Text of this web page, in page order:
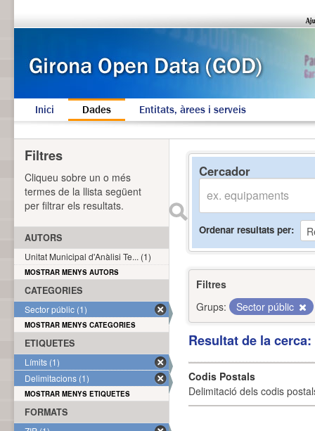
Inici Dades Entitats, àrees i serveis
Cercador
Ordenar resultats per
Filtres
Grups:
Sector públic
Resultat de la
Codis Postals
Delimitació dels codis
Filtres
Cliqueu sobre un o més
termes de la llista següent
per filtrar els resultats.
AUTORS
Unitat Municipal d'Anàlisi Te... (1)
MOSTRAR MENYS AUTORS
CATEGORIES
Sector públic (1)
MOSTRAR MENYS CATEGORIES
ETIQUETES
Límits (1)
Delimitacions (1)
MOSTRAR MENYS ETIQUETES
FORMATS